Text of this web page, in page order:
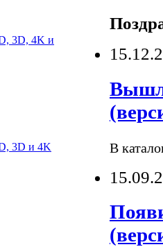
3D, 4K и
3D и 4K
В